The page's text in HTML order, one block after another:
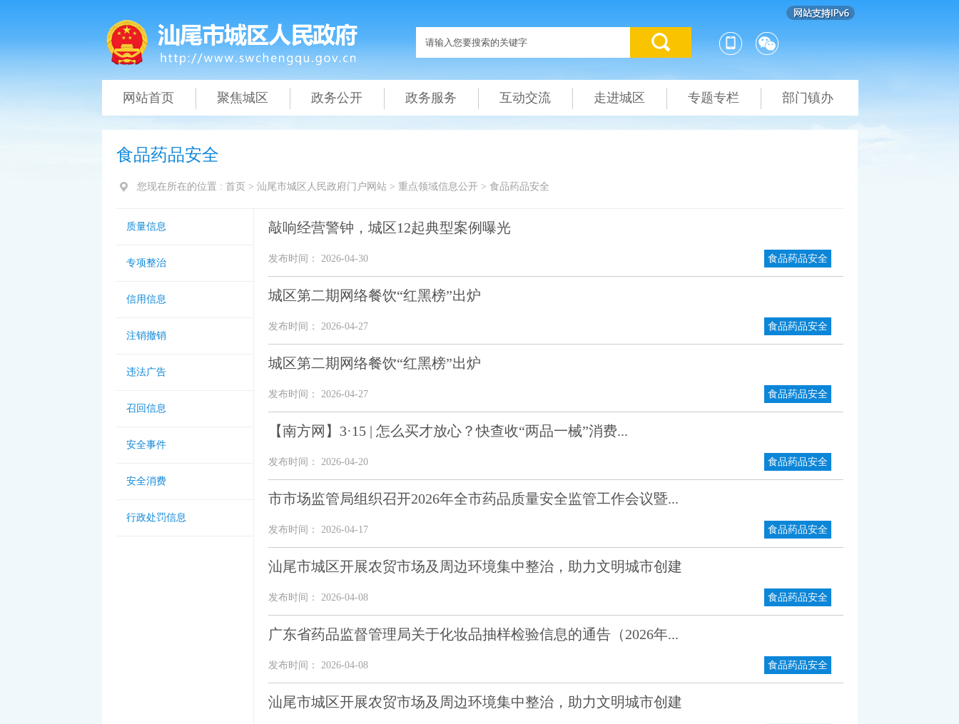
网站首页 聚焦城区 政务公开 政务服务 互动交流 走进城区 专题专栏 部门镇办
食品药品安全
您现在所在的位置 : 首页 > 汕尾市城区人民政府门户网站> 重点领域信息公开> 食品药品安全
质量信息
专项整治
信用信息
注销撤销
违法广告
召回信息
安全事件
安全消费
行政处罚信息
敲响经营警钟，城区12起典型案例曝光
发布时间： 2026-04-30 食品药品安全
城区第二期网络餐饮“红黑榜”出炉
发布时间： 2026-04-27 食品药品安全
城区第二期网络餐饮“红黑榜”出炉
发布时间： 2026-04-27 食品药品安全
【南方网】3·15 | 怎么买才放心？快查收“两品一械”消费...
发布时间： 2026-04-20 食品药品安全
市市场监管局组织召开2026年全市药品质量安全监管工作会议暨...
发布时间： 2026-04-17 食品药品安全
汕尾市城区开展农贸市场及周边环境集中整治，助力文明城市创建
发布时间： 2026-04-08 食品药品安全
广东省药品监督管理局关于化妆品抽样检验信息的通告（2026年...
发布时间： 2026-04-08 食品药品安全
汕尾市城区开展农贸市场及周边环境集中整治，助力文明城市创建